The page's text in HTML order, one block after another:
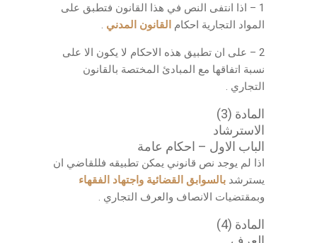
1 – اذا انتفى النص في هذا القانون فتطبق على
المواد التجارية احكام القانون المدني .
2 – على ان تطبيق هذه الاحكام لا يكون الا على
نسبة اتفاقها مع المبادئ المختصة بالقانون
التجاري .
المادة (3)
الاسترشاد
الباب الاول – احكام عامة
اذا لم يوجد نص قانوني يمكن تطبيقه فللقاضي ان
يسترشد بالسوابق القضائية واجتهاد الفقهاء
وبمقتضيات الانصاف والعرف التجاري .
المادة (4)